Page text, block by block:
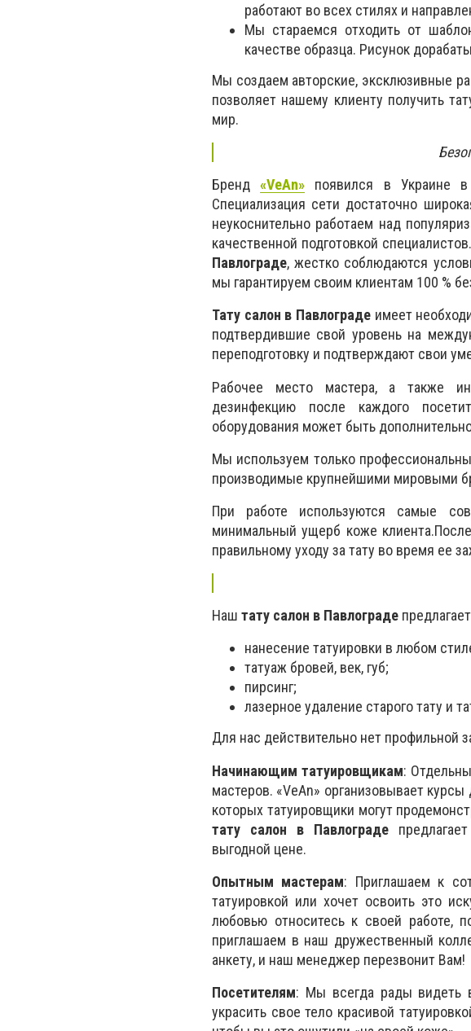
работают во всех стилях и
Мы стараемся отходить от
качестве образца. Рисунок
Мы создаем авторские, эксклюзивные
позволяет нашему клиенту получить
мир.
Бренд«VeAn» появился в Украине в
Специализация сети достаточно
неукоснительно работаем над
качественной подготовкой
Павлограде, жестко соблюдаются
мы гарантируем своим клиентам 100 %
Тату салон в Павлограде имеет
подтвердившие свой уровень на
переподготовку и подтверждают свои
Рабочее место мастера, а также
дезинфекцию после каждого
оборудования может быть
Мы используем только
производимые крупнейшими мировыми
При работе используются самые
минимальный ущерб коже
правильному уходу за тату во время ее
Наш тату салон в Павлограде
нанесение татуировки в любом
татуаж бровей, век, губ;
пирсинг;
лазерное удаление старого тату и
Для нас действительно нет профильной
Начинающим татуировщикам:
мастеров. «VeAn» организовывает
которых татуировщики могут
тату салон в Павлограде
выгодной цене.
Опытным мастерам: Приглашаем к
татуировкой или хочет освоить это
любовью относитесь к своей работе,
приглашаем в наш дружественный
анкету, и наш менеджер перезвонит Вам!
Посетителям: Мы всегда рады видеть
украсить свое тело красивой